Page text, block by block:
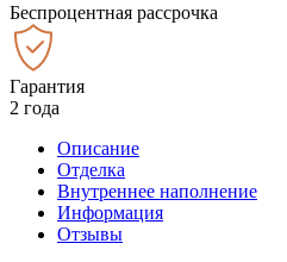
Беспроцентная рассрочка
Гарантия
2 года
Описание
Отделка
Внутреннее наполнение
Информация
Отзывы